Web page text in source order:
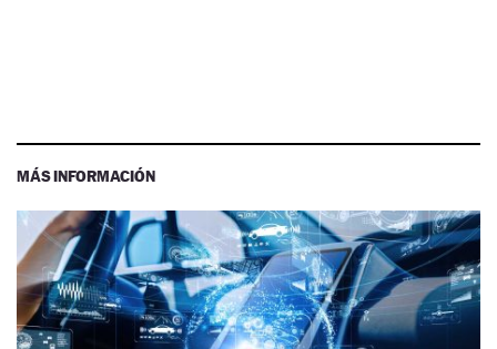
MÁS INFORMACIÓN